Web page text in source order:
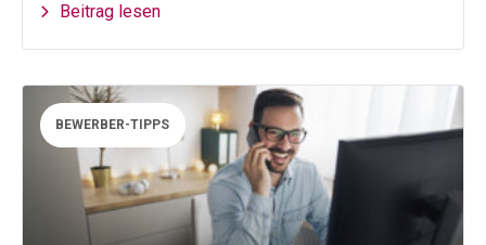
Beitrag lesen
BEWERBER-TIPPS